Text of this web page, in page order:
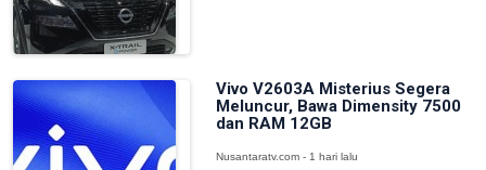
Vivo V2603A Misterius Segera
Meluncur, Bawa Dimensity 7500
dan RAM 12GB
Nusantaratv.com - 1 hari lalu